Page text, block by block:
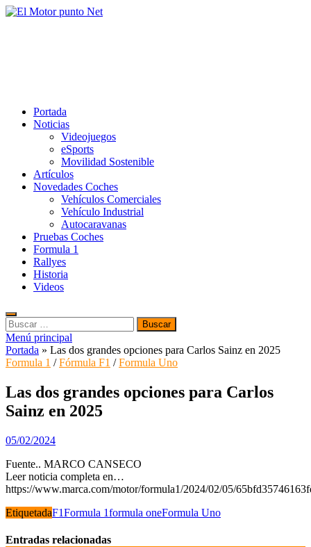
Saltar
Portada
Noticias
Videojuegos
eSports
Movilidad Sostenible
Artículos
Novedades Coches
Vehículos Comerciales
Vehículo Industrial
Autocaravanas
Pruebas Coches
Formula 1
Rallyes
Historia
Videos
Buscar:
Menú principal
Portada » Las dos grandes opciones para Carlos Sainz en 2025
Formula 1 /Fórmula F1 /Formula Uno
Las dos grandes opciones para Carlos
Sainz en 2025
05/02/2024
Fuente.. MARCO CANSECO
Leer noticia completa en…
https://www.marca.com/motor/formula1/2024/02/05/
EtiquetadaF1Formula 1formula oneFormula Uno
Entradas relacionadas